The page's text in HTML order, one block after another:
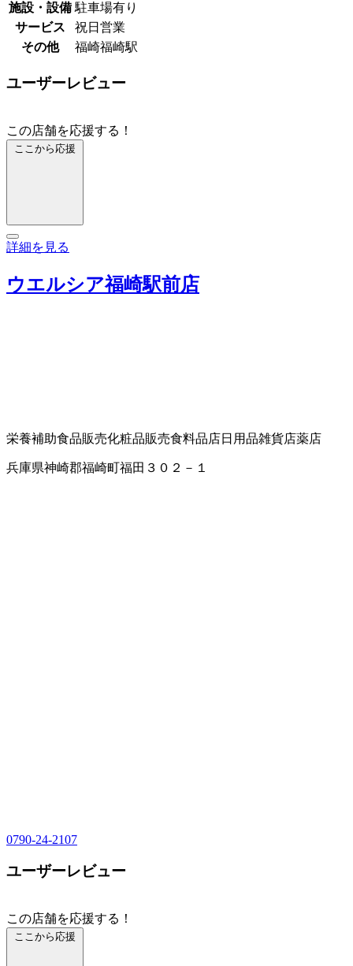
施設・設備 駐車場有り
サービス
祝日営業
その他
福崎福崎駅
ユーザーレビュー
この店舗を応援する！
ここから応援
詳細を見る
ウエルシア福崎駅前店
栄養補助食品販売化粧品販売食料品店日用品雑貨店薬店
兵庫県神崎郡福崎町福田３０２－１
0790-24-2107
ユーザーレビュー
この店舗を応援する！
ここから応援